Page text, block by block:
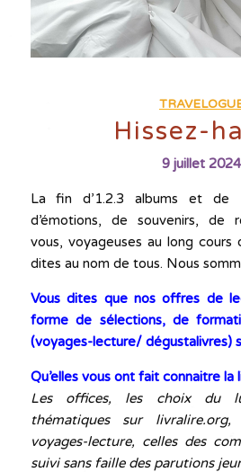
Hissez-
9 juillet 2024
La fin d’1.2.3 albums et de
d’émotions, de souvenirs, de
vous, voyageuses au long cours
dites au nom de tous. Nous
Vous dites que nos offres de
forme de sélections, de
(voyages-lecture/ dégustalivres)
Qu’elles vous ont fait connaitre
Les offices, les choix du
thématiques sur
voyages-lecture, celles des
suivi sans faille des parutions